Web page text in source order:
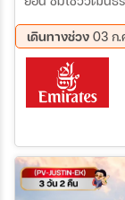
เดินทางช่วง 03 ก.
09 ส.ค. 69 - 12 ส.ค.
21 ส.ค. 69 - 24 ส.ค.
04 ก.ย. 69 - 07 ก.ย